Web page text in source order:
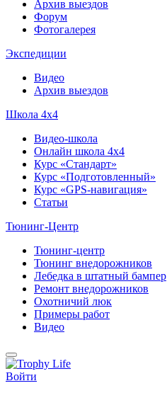
Архив выездов
Форум
Фотогалерея
Экспедиции
Видео
Архив выездов
Школа 4х4
Видео-школа
Онлайн школа 4х4
Курс «Стандарт»
Курс «Подготовленный»
Курс «GPS-навигация»
Статьи
Тюнинг-Центр
Тюнинг-центр
Тюнинг внедорожников
Лебедка в штатный бампер
Ремонт внедорожников
Охотничий люк
Примеры работ
Видео
Войти